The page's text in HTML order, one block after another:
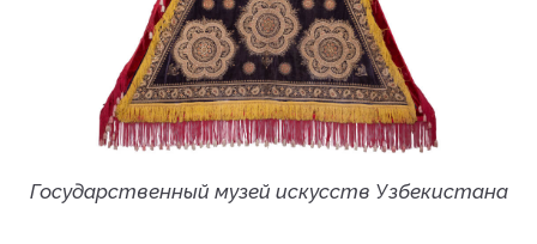
Государственный музей искусств Узбекистана